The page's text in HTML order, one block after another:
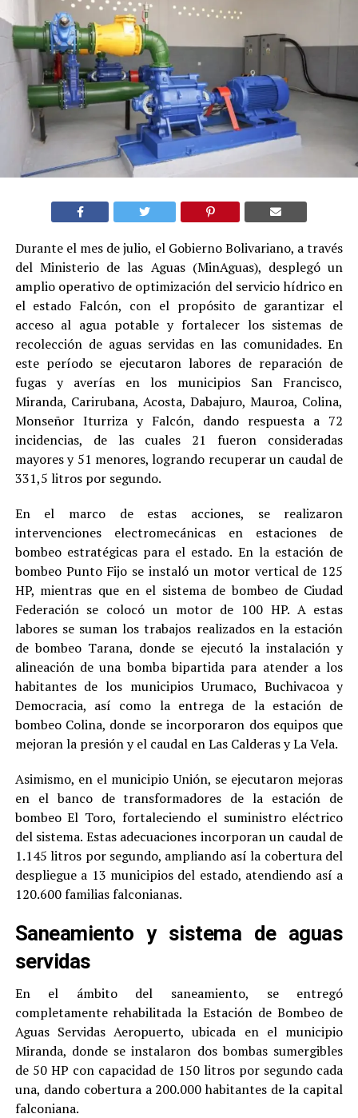
Durante el mes de julio, el Gobierno Bolivariano, a través
del Ministerio de las Aguas (MinAguas), desplegó un
amplio operativo de optimización del servicio hídrico en
el estado Falcón, con el propósito de garantizar el
acceso al agua potable y fortalecer los sistemas de
recolección de aguas servidas en las comunidades. En
este período se ejecutaron labores de reparación de
fugas y averías en los municipios San Francisco,
Miranda, Carirubana, Acosta, Dabajuro, Mauroa, Colina,
Monseñor Iturriza y Falcón, dando respuesta a 72
incidencias, de las cuales 21 fueron consideradas
mayores y 51 menores, logrando recuperar un caudal de
331,5 litros por segundo.
En el marco de estas acciones, se realizaron
intervenciones electromecánicas en estaciones de
bombeo estratégicas para el estado. En la estación de
bombeo Punto Fijo se instaló un motor vertical de 125
HP, mientras que en el sistema de bombeo de Ciudad
Federación se colocó un motor de 100 HP. A estas
labores se suman los trabajos realizados en la estación
de bombeo Tarana, donde se ejecutó la instalación y
alineación de una bomba bipartida para atender a los
habitantes de los municipios Urumaco, Buchivacoa y
Democracia, así como la entrega de la estación de
bombeo Colina, donde se incorporaron dos equipos que
mejoran la presión y el caudal en Las Calderas y La Vela.
Asimismo, en el municipio Unión, se ejecutaron mejoras
en el banco de transformadores de la estación de
bombeo El Toro, fortaleciendo el suministro eléctrico
del sistema. Estas adecuaciones incorporan un caudal de
1.145 litros por segundo, ampliando así la cobertura del
despliegue a 13 municipios del estado, atendiendo así a
120.600 familias falconianas.
Saneamiento y sistema de aguas
servidas
En el ámbito del saneamiento, se entregó
completamente rehabilitada la Estación de Bombeo de
Aguas Servidas Aeropuerto, ubicada en el municipio
Miranda, donde se instalaron dos bombas sumergibles
de 50 HP con capacidad de 150 litros por segundo cada
una, dando cobertura a 200.000 habitantes de la capital
falconiana.